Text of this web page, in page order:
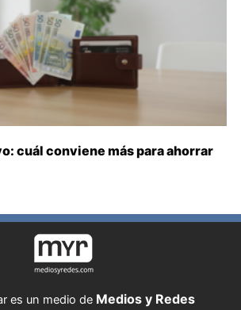
cuál conviene más para ahorrar
es un medio de Medios y Redes